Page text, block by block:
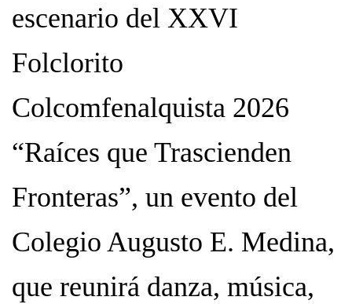
escenario del XXVI
Folclorito
Colcomfenalquista 2026
“Raíces que Trascienden
Fronteras”, un evento del
Colegio Augusto E. Medina,
que reunirá danza, música,